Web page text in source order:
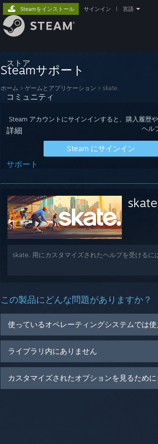
ストア
コミュニティ
詳細
サポート
Steamをインストール サインイン 言語
Steamサポート
ホーム > ゲームとアプリケーション > skate.
Steam アカウントにサインインすると、購入履歴
ヘル
Steam にサインイン
skate. 用にカスタマイズされたヘルプを受けるに
この製品にどんな問題がありますか？
使っているオペレーティングシステムでは
ライブラリ内にありません
カスタマイズされたオプションを見るため